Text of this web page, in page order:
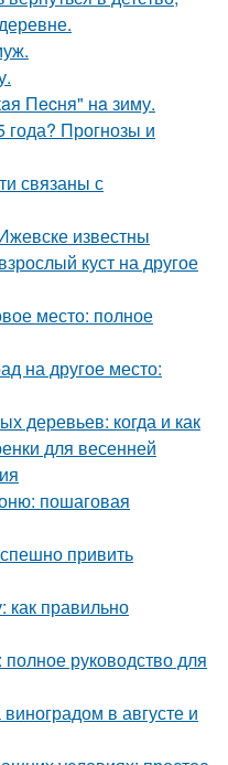
Пecня" нa зиму.
года? Прогнозы и
связаны с
известны
куст на другое
место: полное
на другое место:
деревьев: когда и как
для весенней
пошаговая
привить
как правильно
руководство для
в августе и